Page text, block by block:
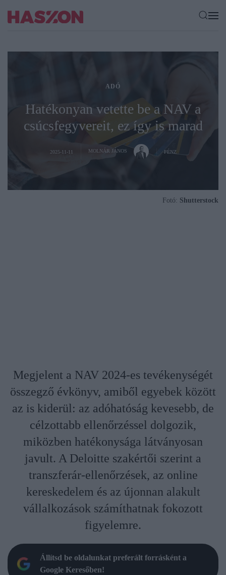
ADÓ
Hatékonyan vetette be a NAV a
csúcsfegyvereit, ez így is marad
2025-11-11 MOLNÁR JÁNOS PÉNZ
Fotó: Shutterstock
Megjelent a NAV 2024-es tevékenységét
összegző évkönyv, amiből egyebek között
az is kiderül: az adóhatóság kevesebb, de
célzottabb ellenőrzéssel dolgozik,
miközben hatékonysága látványosan
javult. A Deloitte szakértői szerint a
transzferár-ellenőrzések, az online
kereskedelem és az újonnan alakult
vállalkozások számíthatnak fokozott
figyelemre.
Állítsd be oldalunkat preferált forrásként a
Google Keresőben!